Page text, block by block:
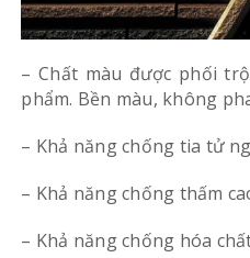
– Chất màu được phối
phẩm. Bền màu, không
– Khả năng chống tia tử
– Khả năng chống thấm
– Khả năng chống hóa